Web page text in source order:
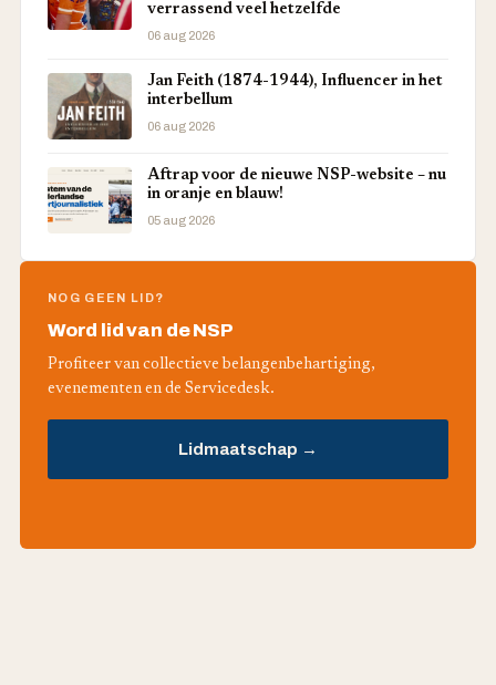
verrassend veel hetzelfde
06 aug 2026
Jan Feith (1874-1944), Influencer in het
interbellum
06 aug 2026
Aftrap voor de nieuwe NSP-website – nu
in oranje en blauw!
05 aug 2026
NOG GEEN LID?
Word lid van de NSP
Profiteer van collectieve belangenbehartiging,
evenementen en de Servicedesk.
Lidmaatschap →